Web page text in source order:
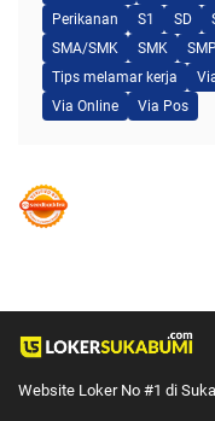
Perikanan
S1 SD
SMA/SMK
SMK SMP
Tips melamar kerja
Via Online
Via Pos
Website Loker No #1 di